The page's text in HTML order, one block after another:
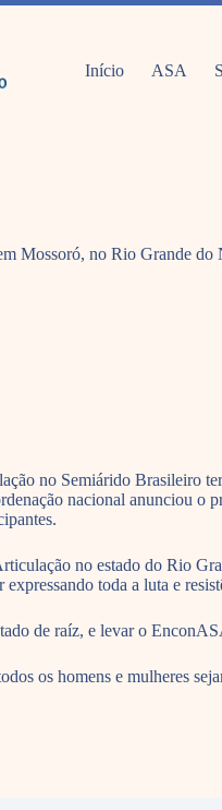
Início ASA
Mossoró, no Rio Grande do
no Semiárido Brasileiro
nacional anunciou o
no estado do Rio
toda a luta e
de raíz, e levar o
os homens e mulheres